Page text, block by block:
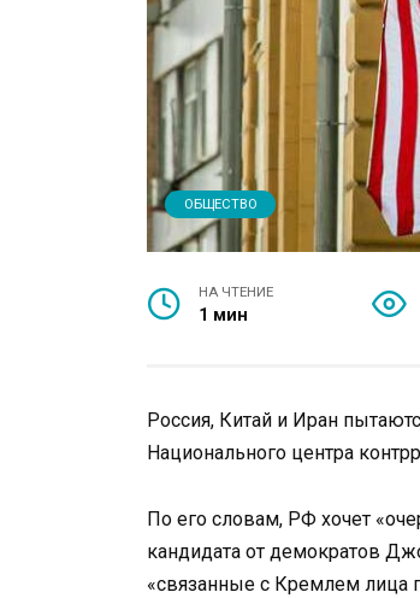
ОБЩЕСТВО
НА ЧТЕНИЕ
1 мин
Россия, Китай и Иран
Национального центра
По его словам, РФ хочет
кандидата от демократов
«связанные с Кремлем лица